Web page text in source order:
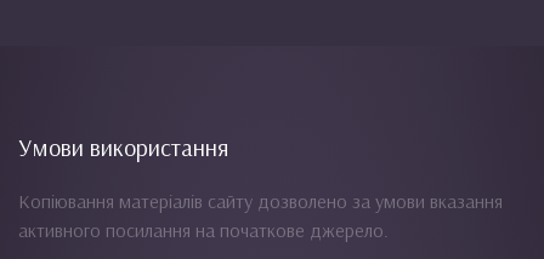
Умови використання
Копіювання матеріалів сайту дозволено за умови вказання
активного посилання на початкове джерело.